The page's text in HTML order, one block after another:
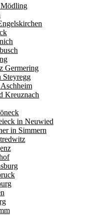
Mödling
Germering
Steyregg
Kreuznach
in Neuwied
in Simmern